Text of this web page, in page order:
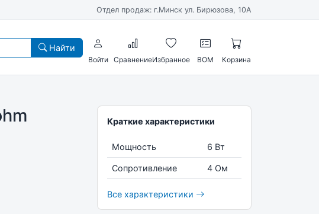
Отдел продаж: г.Минск ул. Бирюзова, 10А
Найти
Войти СравнениеИзбранное BOM Корзина
Краткие характеристики
Мощность 6 Вт
Сопротивление 4 Ом
Все характеристики